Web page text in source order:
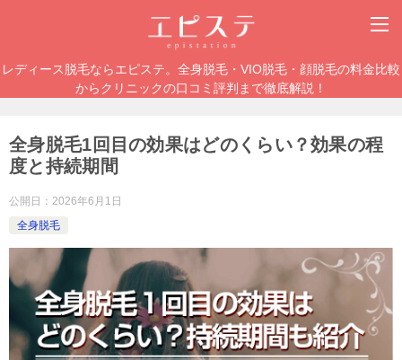
レディース脱毛ならエピステ。全身脱毛・VIO脱毛・顔脱毛の料金比較
からクリニックの口コミ評判まで徹底解説！
全身脱毛1回目の効果はどのくらい？効果の程
度と持続期間
公開日： 2026年6月1日
全身脱毛